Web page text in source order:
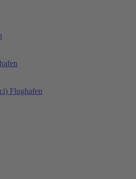
Flughafen